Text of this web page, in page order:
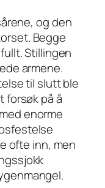
og den
Begge
Stillingen
armene.
til slutt ble
forsøk på å
enorme
ofte inn, men